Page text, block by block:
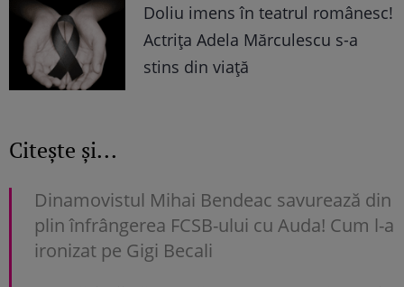
Doliu imens în teatrul românesc!
Actrița Adela Mărculescu s-a
stins din viață
Citește și...
Dinamovistul Mihai Bendeac savurează din
plin înfrângerea FCSB-ului cu Auda! Cum l-a
ironizat pe Gigi Becali